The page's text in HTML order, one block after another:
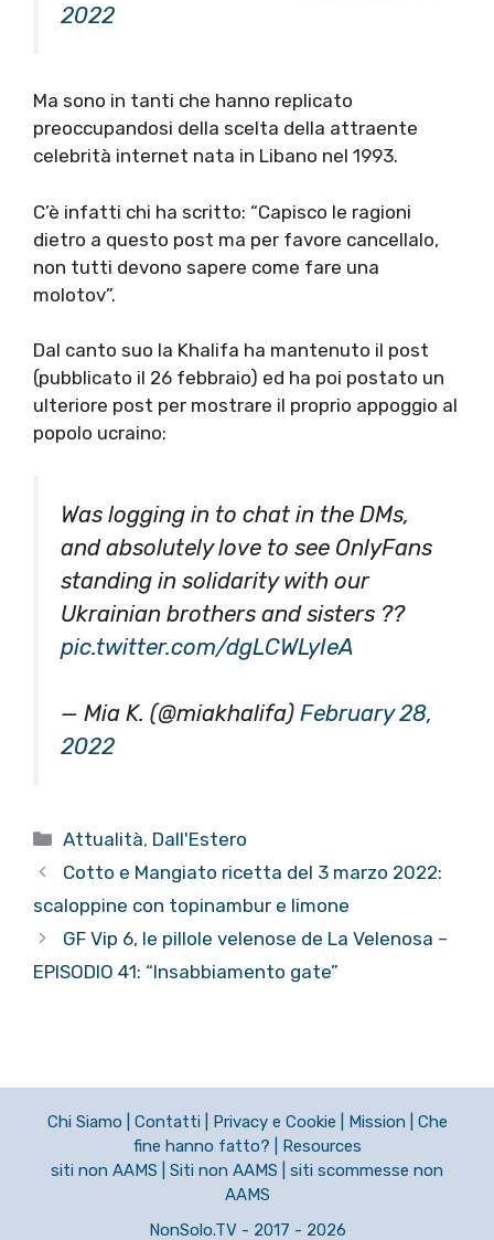
2022
Ma sono in tanti che hanno replicato
preoccupandosi della scelta della attraente
celebrità internet nata in Libano nel 1993.
C’è infatti chi ha scritto: “Capisco le ragioni
dietro a questo post ma per favore cancellalo,
non tutti devono sapere come fare una
molotov”.
Dal canto suo la Khalifa ha mantenuto il post
(pubblicato il 26 febbraio) ed ha poi postato un
ulteriore post per mostrare il proprio appoggio al
popolo ucraino:
Was logging in to chat in the DMs,
and absolutely love to see OnlyFans
standing in solidarity with our
Ukrainian brothers and sisters ??
pic.twitter.com/dgLCWLyIeA
— Mia K. (@miakhalifa) February 28,
2022
Categorie
Attualità, Dall'Estero
Cotto e Mangiato ricetta del 3 marzo 2022:
scaloppine con topinambur e limone
GF Vip 6, le pillole velenose de La Velenosa –
EPISODIO 41: “Insabbiamento gate”
Chi Siamo Contatti Privacy e Cookie Mission
Che
fine hanno fatto?
Resources
siti non AAMS
Siti non AAMS
siti scommesse non
AAMS
NonSolo.TV - 2017 - 2026